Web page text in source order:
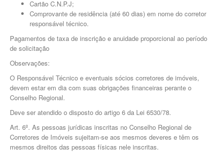
Cartão C.N.P.J;
Comprovante de residência (até 60 dias) em nome do corretor
responsável técnico.
Pagamentos de taxa de inscrição e anuidade proporcional ao período
de solicitação
Observações:
O Responsável Técnico e eventuais sócios corretores de imóveis,
devem estar em dia com suas obrigações financeiras perante o
Conselho Regional.
Deve ser atendido o disposto do artigo 6 da Lei 6530/78.
Art. 6º. As pessoas jurídicas inscritas no Conselho Regional de
Corretores de Imóveis sujeitam-se aos mesmos deveres e têm os
mesmos direitos das pessoas físicas nele inscritas.